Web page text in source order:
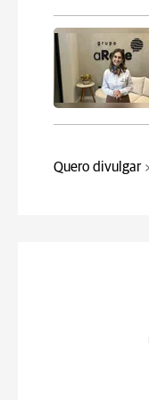
Quero divulgar